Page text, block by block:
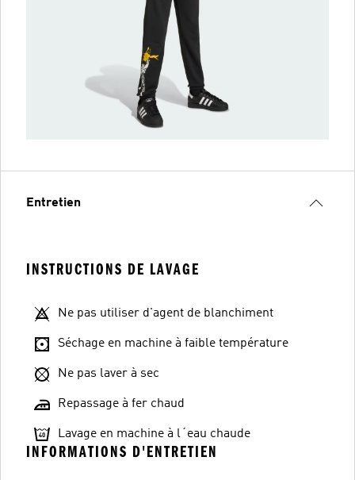
Entretien
INSTRUCTIONS DE LAVAGE
Ne pas utiliser d'agent de blanchiment
Séchage en machine à faible température
Ne pas laver à sec
Repassage à fer chaud
Lavage en machine à l´eau chaude
INFORMATIONS D'ENTRETIEN